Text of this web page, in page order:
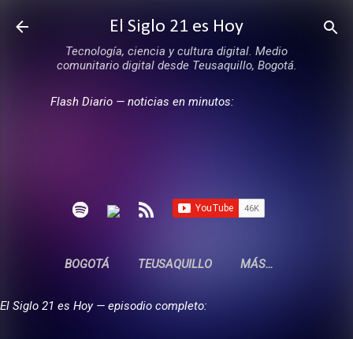
Ir al contenido principal
El Siglo 21 es Hoy
Tecnología, ciencia y cultura digital. Medio
comunitario digital desde Teusaquillo, Bogotá.
Flash Diario — noticias en minutos:
BOGOTÁ TEUSAQUILLO MÁS…
El Siglo 21 es Hoy — episodio completo: